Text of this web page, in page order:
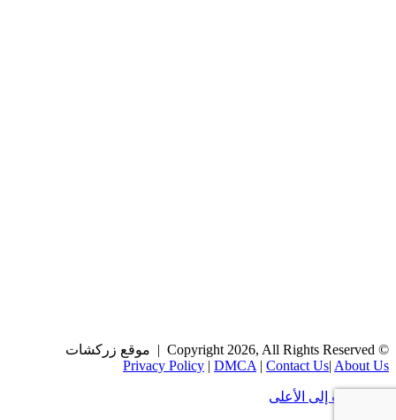
© Copyright 2026, All Rights Reserved | موقع زركشات
Privacy Policy | DMCA | Contact Us| About Us
زر الذهاب إلى الأعلى